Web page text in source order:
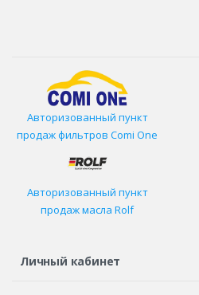
Авторизованный пункт
продаж фильтров Comi One
Авторизованный пункт
продаж масла Rolf
Личный кабинет